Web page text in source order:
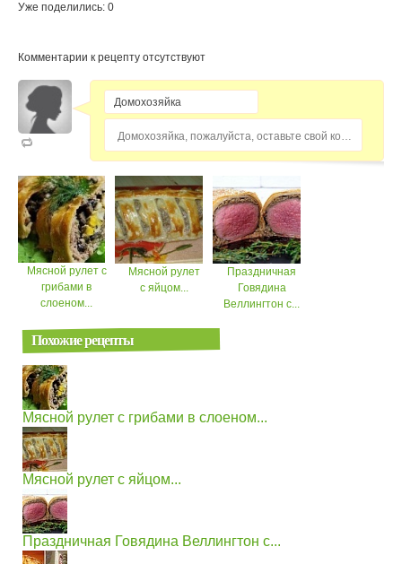
Уже поделились: 0
Комментарии к рецепту отсутствуют
Домохозяйка, пожалуйста, оставьте свой комментарий...
Мясной рулет с
грибами в
слоеном...
Мясной рулет
с яйцом...
Праздничная
Говядина
Веллингтон с...
Похожие рецепты
Мясной рулет с грибами в слоеном...
Мясной рулет с яйцом...
Праздничная Говядина Веллингтон с...